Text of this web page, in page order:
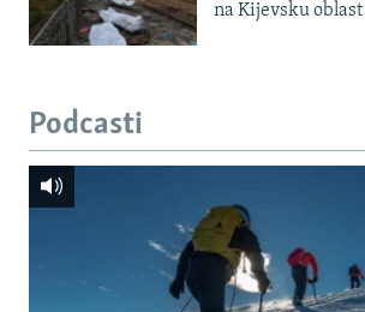
na Kijevsku oblast
Podcasti